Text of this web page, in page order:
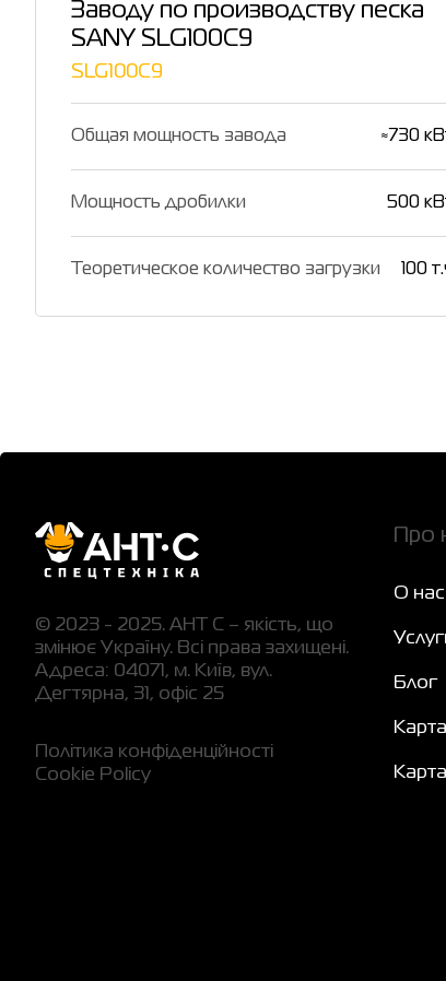
Заводу по производству песка
SANY SLG100C9
SLG100C9
Общая мощность завода ≈730
Мощность дробилки 500
Теоретическое количество загрузки 100
© 2023 - 2025. АНТ С – якість, що
змінює Україну. Всі права захищені.
Адреса: 04071, м. Київ, вул.
Дегтярна, 31, офіс 25
Політика конфіденційності
Cookie Policy
Про
О нас
Блог